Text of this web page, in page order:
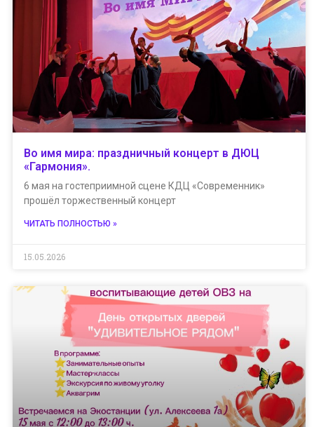
Во имя мира: праздничный концерт в ДЮЦ
«Гармония».
6 мая на гостеприимной сцене КДЦ «Современник»
прошёл торжественный концерт
ЧИТАТЬ ПОЛНОСТЬЮ »
15.05.2026